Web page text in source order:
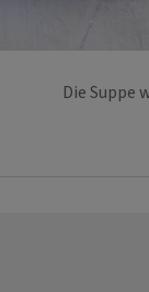
Die Suppe